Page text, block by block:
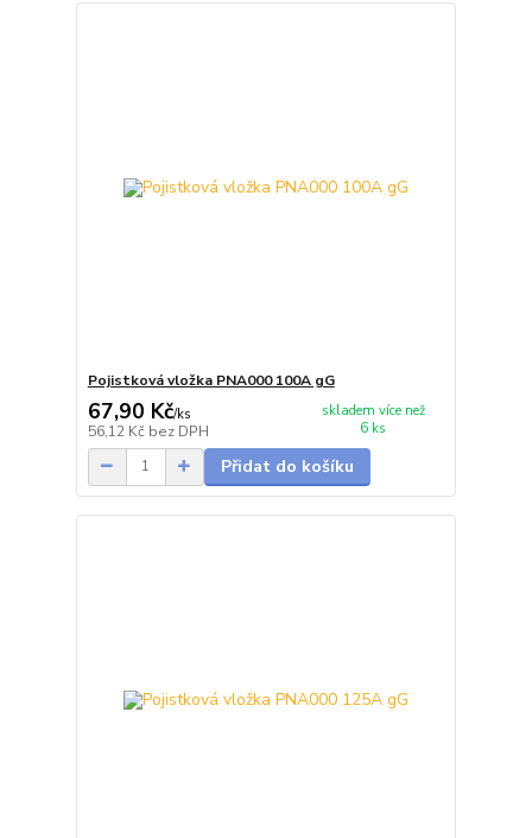
Pojistková vložka PNA000 100A gG
67,90 Kč/ks
56,12 Kč bez DPH
skladem více než
6 ks
Přidat do košíku